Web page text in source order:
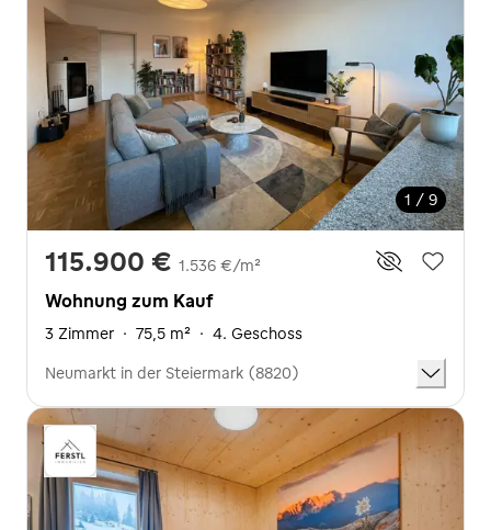
1 / 9
115.900 € 1.536 €/m²
Wohnung zum Kauf
3 Zimmer · 75,5 m² · 4. Geschoss
Neumarkt in der Steiermark (8820)